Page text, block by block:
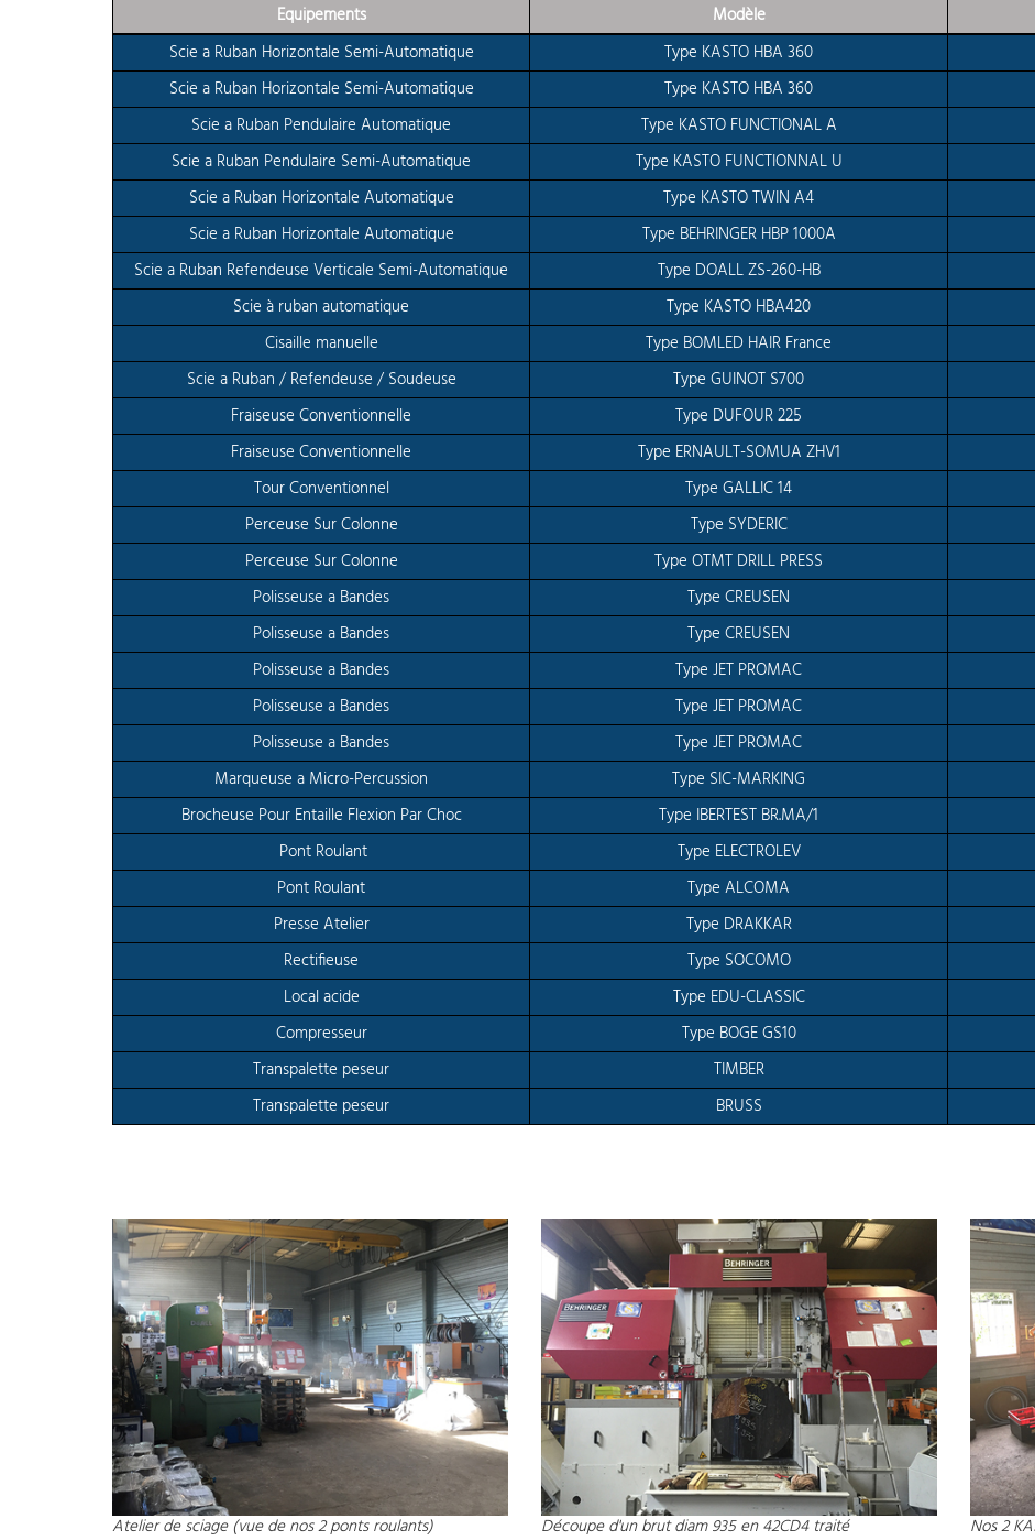
Equipements Modèle
Scie a Ruban Horizontale Semi-Automatique
Type KASTO HBA 360
Scie a Ruban Horizontale Semi-Automatique
Type KASTO HBA 360
Scie a Ruban Pendulaire Automatique
Type KASTO FUNCTIONAL A
Scie a Ruban Pendulaire Semi-Automatique
Type KASTO FUNCTIONNAL U
Scie a Ruban Horizontale Automatique
Type KASTO TWIN A4
Scie a Ruban Horizontale Automatique
Type BEHRINGER HBP 1000A
Scie a Ruban Refendeuse Verticale Semi-Automatique
Type DOALL ZS-260-HB
Scie à ruban automatique
Type KASTO HBA420
Cisaille manuelle
Type BOMLED HAIR France
Scie a Ruban / Refendeuse / Soudeuse
Type GUINOT S700
Fraiseuse Conventionnelle
Type DUFOUR 225
Fraiseuse Conventionnelle
Type ERNAULT-SOMUA ZHV1
Tour Conventionnel
Type GALLIC 14
Perceuse Sur Colonne
Type SYDERIC
Perceuse Sur Colonne
Type OTMT DRILL PRESS
Polisseuse a Bandes
Type CREUSEN
Polisseuse a Bandes
Type CREUSEN
Polisseuse a Bandes
Type JET PROMAC
Polisseuse a Bandes
Type JET PROMAC
Polisseuse a Bandes
Type JET PROMAC
Marqueuse a Micro-Percussion
Type SIC-MARKING
Brocheuse Pour Entaille Flexion Par Choc
Type IBERTEST BR.MA/1
Pont Roulant
Type ELECTROLEV
Pont Roulant
Type ALCOMA
Presse Atelier
Type DRAKKAR
Rectifieuse
Type SOCOMO
Local acide
Type EDU-CLASSIC
Compresseur
Type BOGE GS10
Transpalette peseur
TIMBER
Transpalette peseur
BRUSS
Atelier de sciage (vue de nos 2 ponts roulants) Découpe d'un brut diam 935 en 42CD4 traité Nos 2